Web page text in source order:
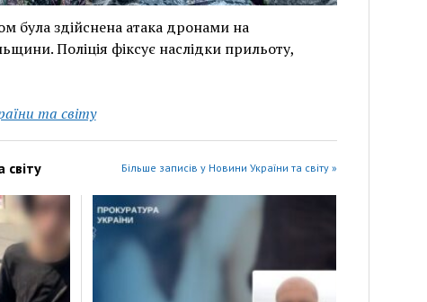
була здійснена атака дронами на
Поліція фіксує наслідки прильоту,
та світу
світу Більше записів у Новини України та світу »